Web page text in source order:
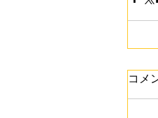
コメ